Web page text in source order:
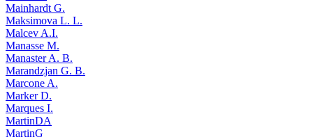
Mainhardt G.
Maksimova L. L.
Malcev A.I.
Manasse M.
Manaster A. B.
Marandzjan G. B.
Marcone A.
Marker D.
Marques I.
MartinDA
MartinG